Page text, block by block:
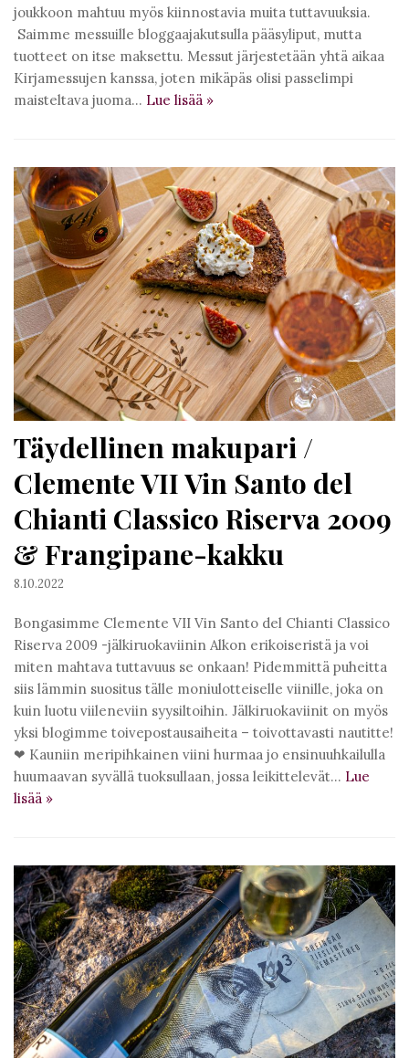
joukkoon mahtuu myös kiinnostavia muita tuttavuuksia.
Saimme messuille bloggaajakutsulla pääsyliput, mutta
tuotteet on itse maksettu. Messut järjestetään yhtä aikaa
Kirjamessujen kanssa, joten mikäpäs olisi passelimpi
maisteltava juoma… Lue lisää »
Täydellinen makupari /
Clemente VII Vin Santo del
Chianti Classico Riserva 2009
& Frangipane-kakku
8.10.2022
Bongasimme Clemente VII Vin Santo del Chianti Classico
Riserva 2009 -jälkiruokaviinin Alkon erikoiseristä ja voi
miten mahtava tuttavuus se onkaan! Pidemmittä puheitta
siis lämmin suositus tälle moniulotteiselle viinille, joka on
kuin luotu viileneviin syysiltoihin. Jälkiruokaviinit on myös
yksi blogimme toivepostausaiheita – toivottavasti nautitte!
❤︎ Kauniin meripihkainen viini hurmaa jo ensinuuhkailulla
huumaavan syvällä tuoksullaan, jossa leikittelevät… Lue
lisää »